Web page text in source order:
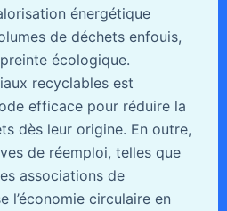
énergétique
de déchets enfouis,
écologique.
recyclables est
efficace pour réduire la
dès leur origine. En outre,
de réemploi, telles que
associations de
l’économie circulaire en